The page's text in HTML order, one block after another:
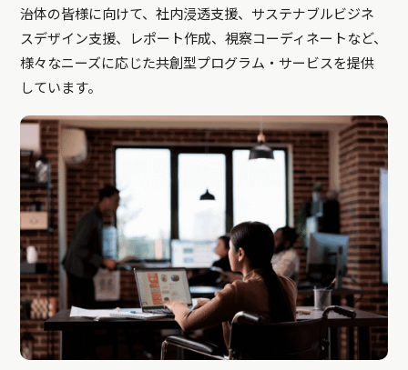
治体の皆様に向けて、社内浸透支援、サステナブルビジネ
スデザイン支援、レポート作成、視察コーディネートなど、
様々なニーズに応じた共創型プログラム・サービスを提供
しています。